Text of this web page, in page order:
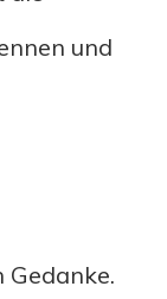
und
Gedanke.